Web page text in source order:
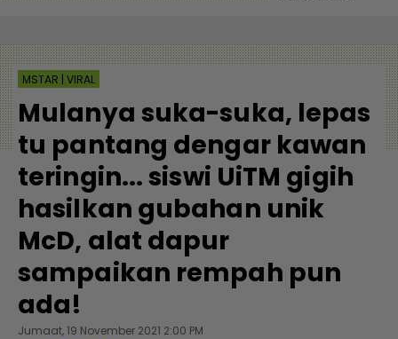
MSTAR | VIRAL
Mulanya suka-suka, lepas
tu pantang dengar kawan
teringin... siswi UiTM gigih
hasilkan gubahan unik
McD, alat dapur
sampaikan rempah pun
ada!
Jumaat, 19 November 2021 2:00 PM